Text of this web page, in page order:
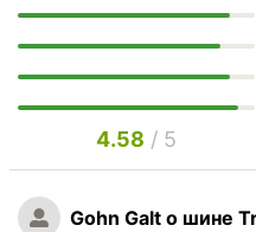
4.58 / 5
Gohn Galt о шине